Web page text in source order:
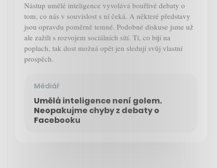
Nástup umělé inteligence vyvolává bouřlivé debaty o
tom, co nás v souvislost s ní čeká. A některé představy
jsou opravdu poměrně temné. Podobné diskuse jsme už
ale zažili s rozvojem sociálních sítí. Ti, co bijí na
poplach, tak dost možná opět jen sledují svůj vlastní
prospěch.
Médiář
Umělá inteligence není golem.
Neopakujme chyby z debaty o
Facebooku